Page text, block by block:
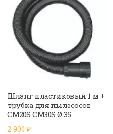
Шланг пластиковый 1 м +
трубка для пылесосов
CM20S CM30S Ø 35
2 900 ₽